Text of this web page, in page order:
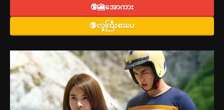
🔞🎦အောကား
🔞လူကြီးစာပေ